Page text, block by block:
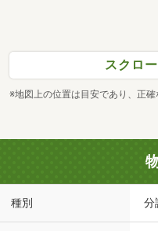
スクロ
※地図上の位置は目安であり、正
種別 分